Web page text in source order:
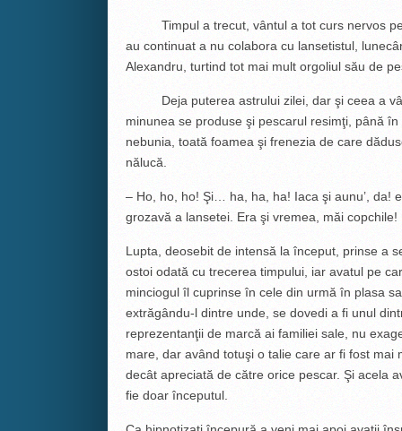
Timpul a trecut, vântul a tot curs nervos
au continuat a nu colabora cu lansetistul,
Alexandru, turtind tot mai mult orgoliul său de
Deja puterea astrului zilei, dar şi ceea a
minunea se produse şi pescarul resimţi, până
nebunia, toată foamea şi frenezia de care
nălucă.
– Ho, ho, ho! Şi… ha, ha, ha! Iaca şi aunu’, da!
grozavă a lansetei. Era şi vremea, măi copchile!
Lupta, deosebit de intensă la început, prinse a
ostoi odată cu trecerea timpului, iar avatul pe
minciogul îl cuprinse în cele din urmă în plasa
extrăgându-l dintre unde, se dovedi a fi unul
reprezentanţii de marcă ai familiei sale, nu
mare, dar având totuşi o talie care ar fi fost mai
decât apreciată de către orice pescar. Şi acela
fie doar începutul.